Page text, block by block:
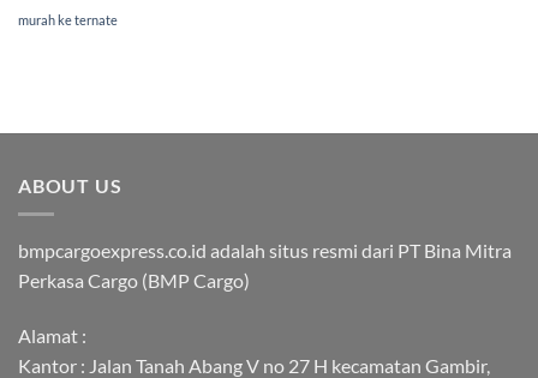
murah ke ternate
ABOUT US
bmpcargoexpress.co.id adalah situs resmi dari PT Bina Mitra
Perkasa Cargo (BMP Cargo)
Alamat :
Kantor : Jalan Tanah Abang V no 27 H kecamatan Gambir,